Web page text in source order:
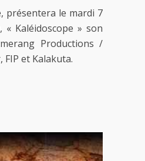
présentera le mardi 7
Kaléidoscope » son
Productions /
et Kalakuta.